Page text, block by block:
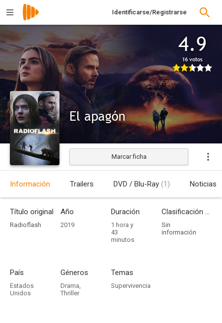
Identificarse/Registrarse
4.9
16 votos
El apagón
Estrenada
Marcar ficha
Información Trailers DVD / Blu-Ray (1) Noticias
Título original
Radioflash
Año
2019
Duración
1 hora y
43
minutos
Clasificación por edades
Sin
información
País
Estados
Unidos
Géneros
Drama,
Thriller
Temas
Supervivencia